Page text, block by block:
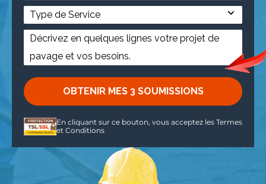
En cliquant sur ce bouton, vous acceptez les Termes
et Conditions